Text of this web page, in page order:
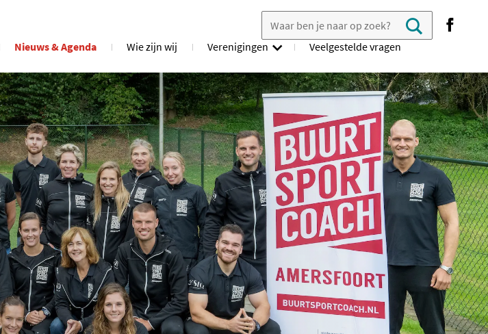
Nieuws & Agenda Wie zijn wij Verenigingen Veelgestelde vragen
search